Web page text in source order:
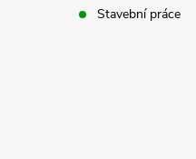
Stavební práce